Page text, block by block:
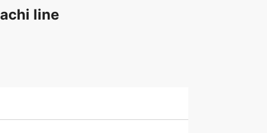
line